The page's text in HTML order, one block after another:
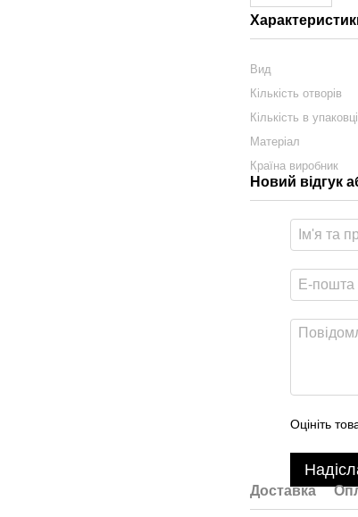
Вид
Кількість отворів
Кількість в упаковці
Матеріал
Країна виробник
Новий відгук
Оцініть
Доставка